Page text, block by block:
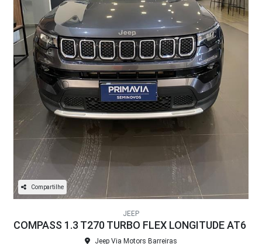
Compartilhe
JEEP
COMPASS 1.3 T270 TURBO FLEX LONGITUDE AT6
Jeep Via Motors Barreiras